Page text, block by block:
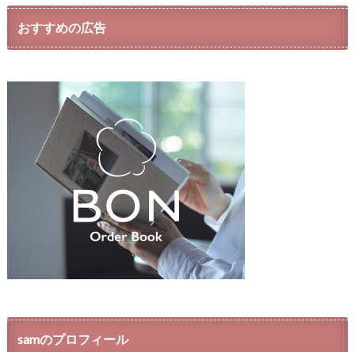
おすすめの広告
samのプロフィール